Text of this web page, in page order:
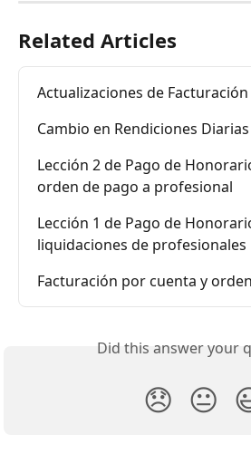
Related Articles
Actualizaciones de
Cambio en Rendiciones
Lección 2 de Pago de
orden de pago a profesional
Lección 1 de Pago de
liquidaciones de profesionales
Facturación por cuenta y
Did this answer your
😞 😐